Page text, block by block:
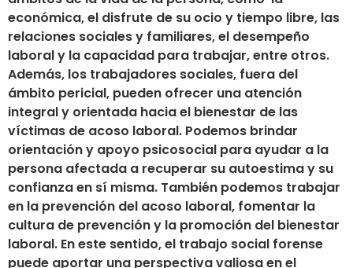
económica, el disfrute de su ocio y tiempo libre, las
relaciones sociales y familiares, el desempeño
laboral y la capacidad para trabajar, entre otros.
Además, los trabajadores sociales, fuera del
ámbito pericial, pueden ofrecer una atención
integral y orientada hacia el bienestar de las
víctimas de acoso laboral. Podemos brindar
orientación y apoyo psicosocial para ayudar a la
persona afectada a recuperar su autoestima y su
confianza en sí misma. También podemos trabajar
en la prevención del acoso laboral, fomentar la
cultura de prevención y la promoción del bienestar
laboral. En este sentido, el trabajo social forense
puede aportar una perspectiva valiosa en el